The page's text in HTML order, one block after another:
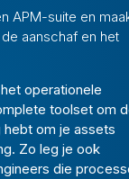
APM-suite en
aanschaf en het
operationele
toolset om
om je assets
Zo leg je ook
die